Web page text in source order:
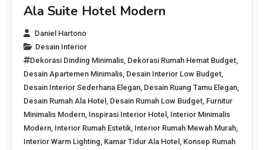
Ala Suite Hotel Modern
Daniel Hartono
Desain Interior
Dekorasi Dinding Minimalis, Dekorasi Rumah Hemat Budget,
Desain Apartemen Minimalis, Desain Interior Low Budget,
Desain Interior Sederhana Elegan, Desain Ruang Tamu Elegan,
Desain Rumah Ala Hotel , Desain Rumah Low Budget, Furnitur
Minimalis Modern, Inspirasi Interior Hotel , Interior Minimalis
Modern, Interior Rumah Estetik, Interior Rumah Mewah Murah,
Interior Warm Lighting, Kamar Tidur Ala Hotel , Konsep Rumah